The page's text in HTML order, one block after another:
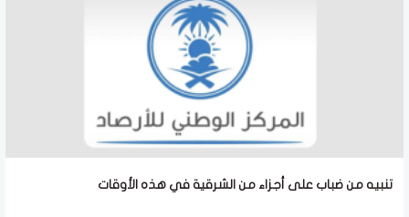
تنبيه من ضباب على أجزاء من الشرقية في هذه الأوقات